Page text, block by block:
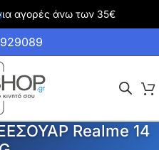
αγορές άνω των 35€
Realme 14